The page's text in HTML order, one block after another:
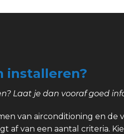
installeren?
Laat je dan vooraf goed
van airconditioning en de
af van een aantal criteria.